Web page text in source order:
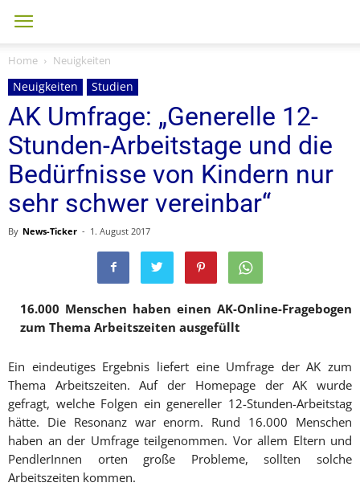
Home Neuigkeiten
Neuigkeiten Studien
AK Umfrage: „Generelle 12-
Stunden-Arbeitstage und die
Bedürfnisse von Kindern nur
sehr schwer vereinbar“
By News-Ticker - 1. August 2017
16.000 Menschen haben einen AK-Online-Fragebogen
zum Thema Arbeitszeiten ausgefüllt
Ein eindeutiges Ergebnis liefert eine Umfrage der AK zum
Thema Arbeitszeiten. Auf der Homepage der AK wurde
gefragt, welche Folgen ein genereller 12-Stunden-Arbeitstag
hätte. Die Resonanz war enorm. Rund 16.000 Menschen
haben an der Umfrage teilgenommen. Vor allem Eltern und
PendlerInnen orten große Probleme, sollten solche
Arbeitszeiten kommen.